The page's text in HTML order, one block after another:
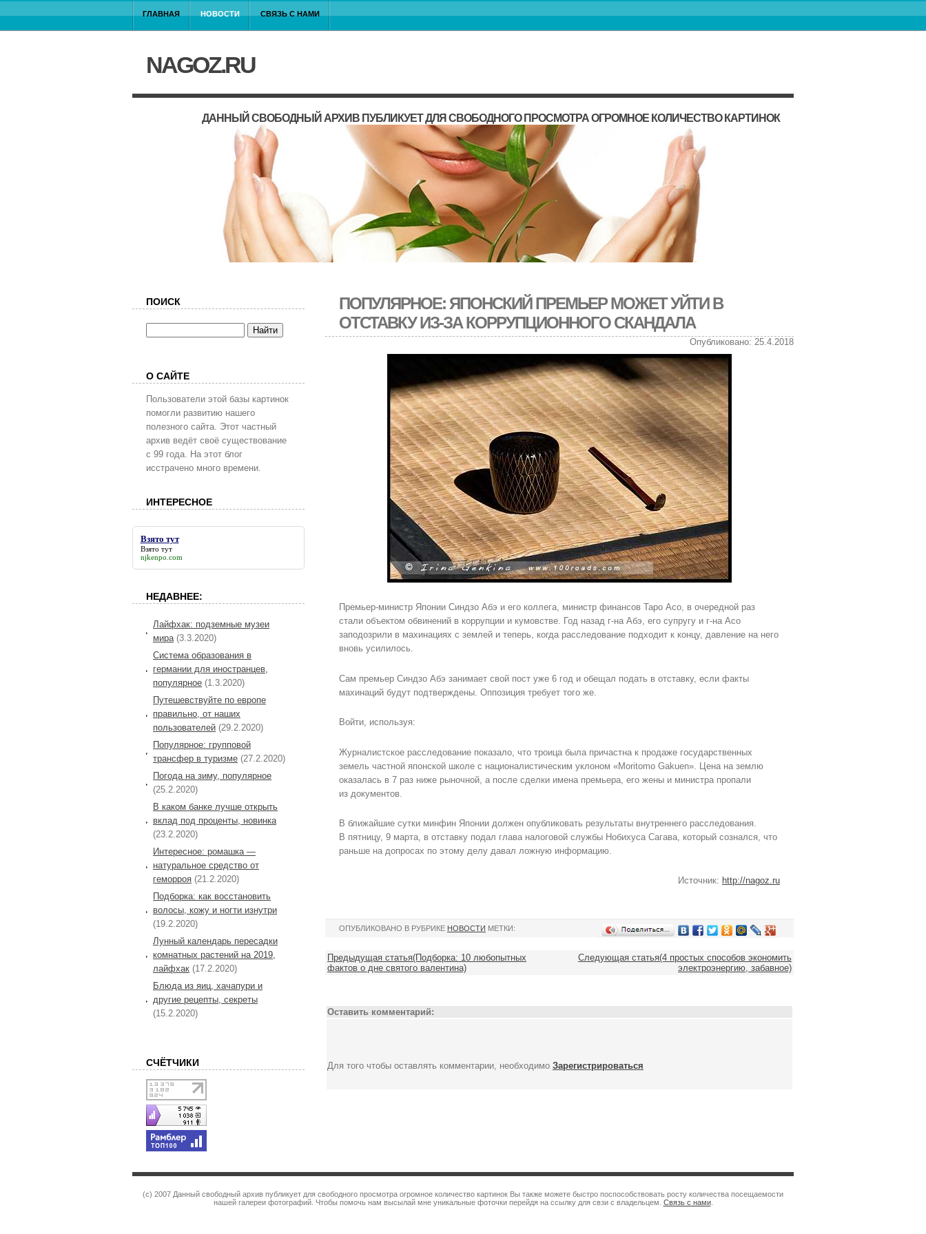
ГЛАВНАЯ НОВОСТИ СВЯЗЬ С НАМИ
NAGOZ.RU
ДАННЫЙ СВОБОДНЫЙ АРХИВ ПУБЛИКУЕТ ДЛЯ СВОБОДНОГО ПРОСМОТРА ОГРОМНОЕ КОЛИЧЕСТВО КАРТИНОК
ПОПУЛЯРНОЕ: ЯПОНСКИЙ ПРЕМЬЕР МОЖЕТ УЙТИ В
ОТСТАВКУ ИЗ-ЗА КОРРУПЦИОННОГО СКАНДАЛА
Опубликовано: 25.4.2018
Премьер-министр Японии Синдзо Абэ и его коллега, министр финансов Таро Асо, в очередной раз
стали объектом обвинений в коррупции и кумовстве. Год назад г-на Абэ, его супругу и г-на Асо
заподозрили в махинациях с землей и теперь, когда расследование подходит к концу, давление на него
вновь усилилось.
Сам премьер Синдзо Абэ занимает свой пост уже 6 год и обещал подать в отставку, если факты
махинаций будут подтверждены. Оппозиция требует того же.
Войти, используя:
Журналистское расследование показало, что троица была причастна к продаже государственных
земель частной японской школе с националистическим уклоном «Moritomo Gakuen». Цена на землю
оказалась в 7 раз ниже рыночной, а после сделки имена премьера, его жены и министра пропали
из документов.
В ближайшие сутки минфин Японии должен опубликовать результаты внутреннего расследования.
В пятницу, 9 марта, в отставку подал глава налоговой службы Нобихуса Сагава, который сознался, что
раньше на допросах по этому делу давал ложную информацию.
Источник: http://nagoz.ru
ОПУБЛИКОВАНО В РУБРИКЕ НОВОСТИ МЕТКИ:
Предыдущая статья(Подборка: 10 любопытных
фактов о дне cвятого валентина)
Следующая статья(4 простых способов экономить
электроэнергию, забавное)
Оставить комментарий:
Для того чтобы оставлять комментарии, необходимо Зарегистрироваться
ПОИСК
О САЙТЕ
Пользователи этой базы картинок
помогли развитию нашего
полезного сайта. Этот частный
архив ведёт своё существование
с 99 года. На этот блог
исстрачено много времени.
ИНТЕРЕСНОЕ
Взято тут
Взято тут
njkenpo.com
НЕДАВНЕЕ:
Лайфхак: подземные музеи
мира(3.3.2020)
Система образования в
германии для иностранцев,
популярное (1.3.2020)
Путешевствуйте по европе
правильно, от наших
пользователей (29.2.2020)
Популярное: групповой
трансфер в туризме (27.2.2020)
Погода на зиму, популярное
(25.2.2020)
В каком банке лучше открыть
вклад под проценты, новинка
(23.2.2020)
Интересное: ромашка —
натуральное средство от
геморроя (21.2.2020)
Подборка: как восстановить
волосы, кожу и ногти изнутри
(19.2.2020)
Лунный календарь пересадки
комнатных растений на 2019,
лайфхак (17.2.2020)
Блюда из яиц, хачапури и
другие рецепты, секреты
(15.2.2020)
СЧЁТЧИКИ
(c) 2007 Данный свободный архив публикует для свободного просмотра огромное количество картинок Вы также можете быстро поспособствовать росту количества посещаемости
нашей галереи фотографий. Чтобы помочь нам высылай мне уникальные фоточки перейдя на ссылку для свзи с владельцем. Связь с нами.